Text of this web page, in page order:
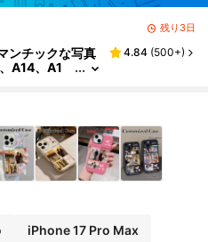
残り3日
ンチックな写真
A14、A1
、16 Pro Max
モデル、かわ
国際版(国内版
エステ
4.84 (500+)
iPhone 17 Pro Max